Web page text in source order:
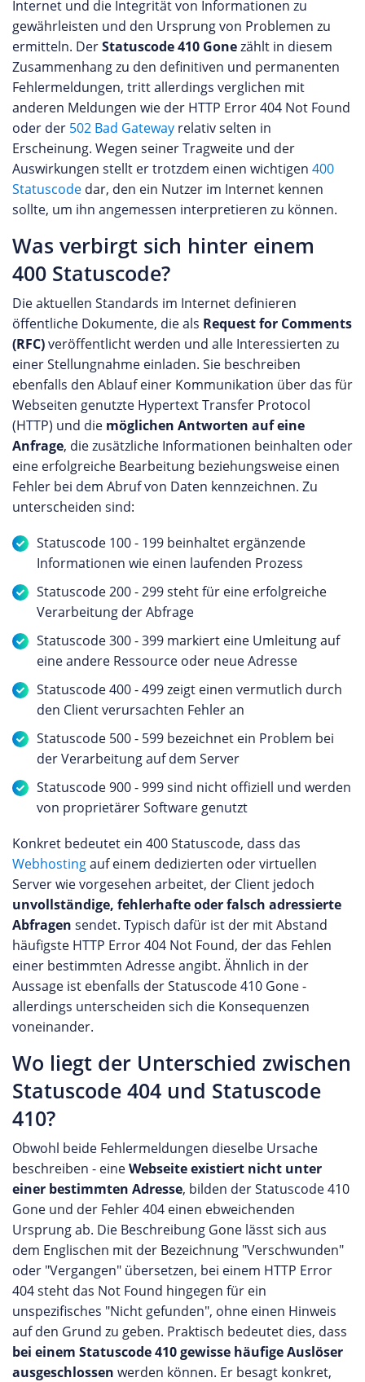
Internet und die Integrität von Informationen zu
gewährleisten und den Ursprung von Problemen zu
ermitteln. DerStatuscode 410 Gonezählt in diesem
Zusammenhang zu den definitiven und permanenten
Fehlermeldungen, tritt allerdings verglichen mit
anderen Meldungen wie der HTTP Error 404 Not Found
oder der 502 Bad Gateway relativ selten in
Erscheinung. Wegen seiner Tragweite und der
Auswirkungen stellt er trotzdem einen wichtigen 400
Statuscode dar, den ein Nutzer im Internet kennen
sollte, um ihn angemessen interpretieren zu können.
Was verbirgt sich hinter einem
400 Statuscode?
Die aktuellen Standards im Internet definieren
öffentliche Dokumente, die als Request for Comments
(RFC)veröffentlicht werden und alle Interessierten zu
einer Stellungnahme einladen. Sie beschreiben
ebenfalls den Ablauf einer Kommunikation über das für
Webseiten genutzte Hypertext Transfer Protocol
(HTTP) und die möglichen Antworten auf eine
Anfrage, die zusätzliche Informationen beinhalten oder
eine erfolgreiche Bearbeitung beziehungsweise einen
Fehler bei dem Abruf von Daten kennzeichnen. Zu
unterscheiden sind:
Statuscode 100 - 199 beinhaltet ergänzende
Informationen wie einen laufenden Prozess
Statuscode 200 - 299 steht für eine erfolgreiche
Verarbeitung der Abfrage
Statuscode 300 - 399 markiert eine Umleitung auf
eine andere Ressource oder neue Adresse
Statuscode 400 - 499 zeigt einen vermutlich durch
den Client verursachten Fehler an
Statuscode 500 - 599 bezeichnet ein Problem bei
der Verarbeitung auf dem Server
Statuscode 900 - 999 sind nicht offiziell und werden
von proprietärer Software genutzt
Konkret bedeutet ein 400 Statuscode, dass das
Webhostingauf einem dedizierten oder virtuellen
Server wie vorgesehen arbeitet, der Client jedoch
unvollständige, fehlerhafte oder falsch adressierte
Abfragen sendet. Typisch dafür ist der mit Abstand
häufigste HTTP Error 404 Not Found, der das Fehlen
einer bestimmten Adresse angibt. Ähnlich in der
Aussage ist ebenfalls der Statuscode 410 Gone -
allerdings unterscheiden sich die Konsequenzen
voneinander.
Wo liegt der Unterschied zwischen
Statuscode 404 und Statuscode
410?
Obwohl beide Fehlermeldungen dieselbe Ursache
beschreiben - eineWebseite existiert nicht unter
einer bestimmten Adresse, bilden der Statuscode 410
Gone und der Fehler 404 einen ebweichenden
Ursprung ab. Die Beschreibung Gone lässt sich aus
dem Englischen mit der Bezeichnung "Verschwunden"
oder "Vergangen" übersetzen, bei einem HTTP Error
404 steht das Not Found hingegen für ein
unspezifisches "Nicht gefunden", ohne einen Hinweis
auf den Grund zu geben. Praktisch bedeutet dies, dass
bei einem Statuscode 410 gewisse häufige Auslöser
ausgeschlossen werden können. Er besagt konkret,